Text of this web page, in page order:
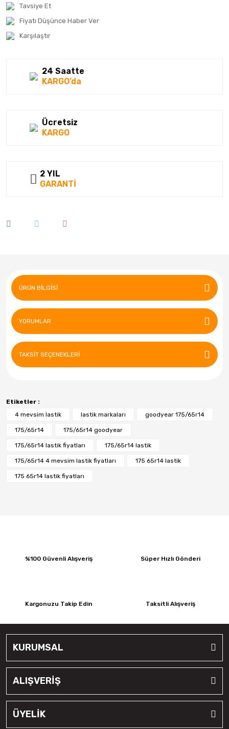
Tavsiye Et
Fiyatı Düşünce Haber Ver
Karşılaştır
24 Saatte
KARGO’da
Ücretsiz
KARGO
2 YIL
GARANTİ
ÜRÜN BILGISI
YORUMLAR
TAKSIT SEÇENEKLERI
Etiketler :
4 mevsim lastik
lastik markaları goodyear 175/65r14
175/65r14 175/65r14 goodyear
175/65r14 lastik fiyatları 175/65r14 lastik
175/65r14 4 mevsim lastik fiyatları 175 65r14 lastik
175 65r14 lastik fiyatları
%100 Güvenli Alışveriş Süper Hızlı Gönderi
Kargonuzu Takip Edin Taksitli Alışveriş
KURUMSAL
ALIŞVERİŞ
ÜYELİK